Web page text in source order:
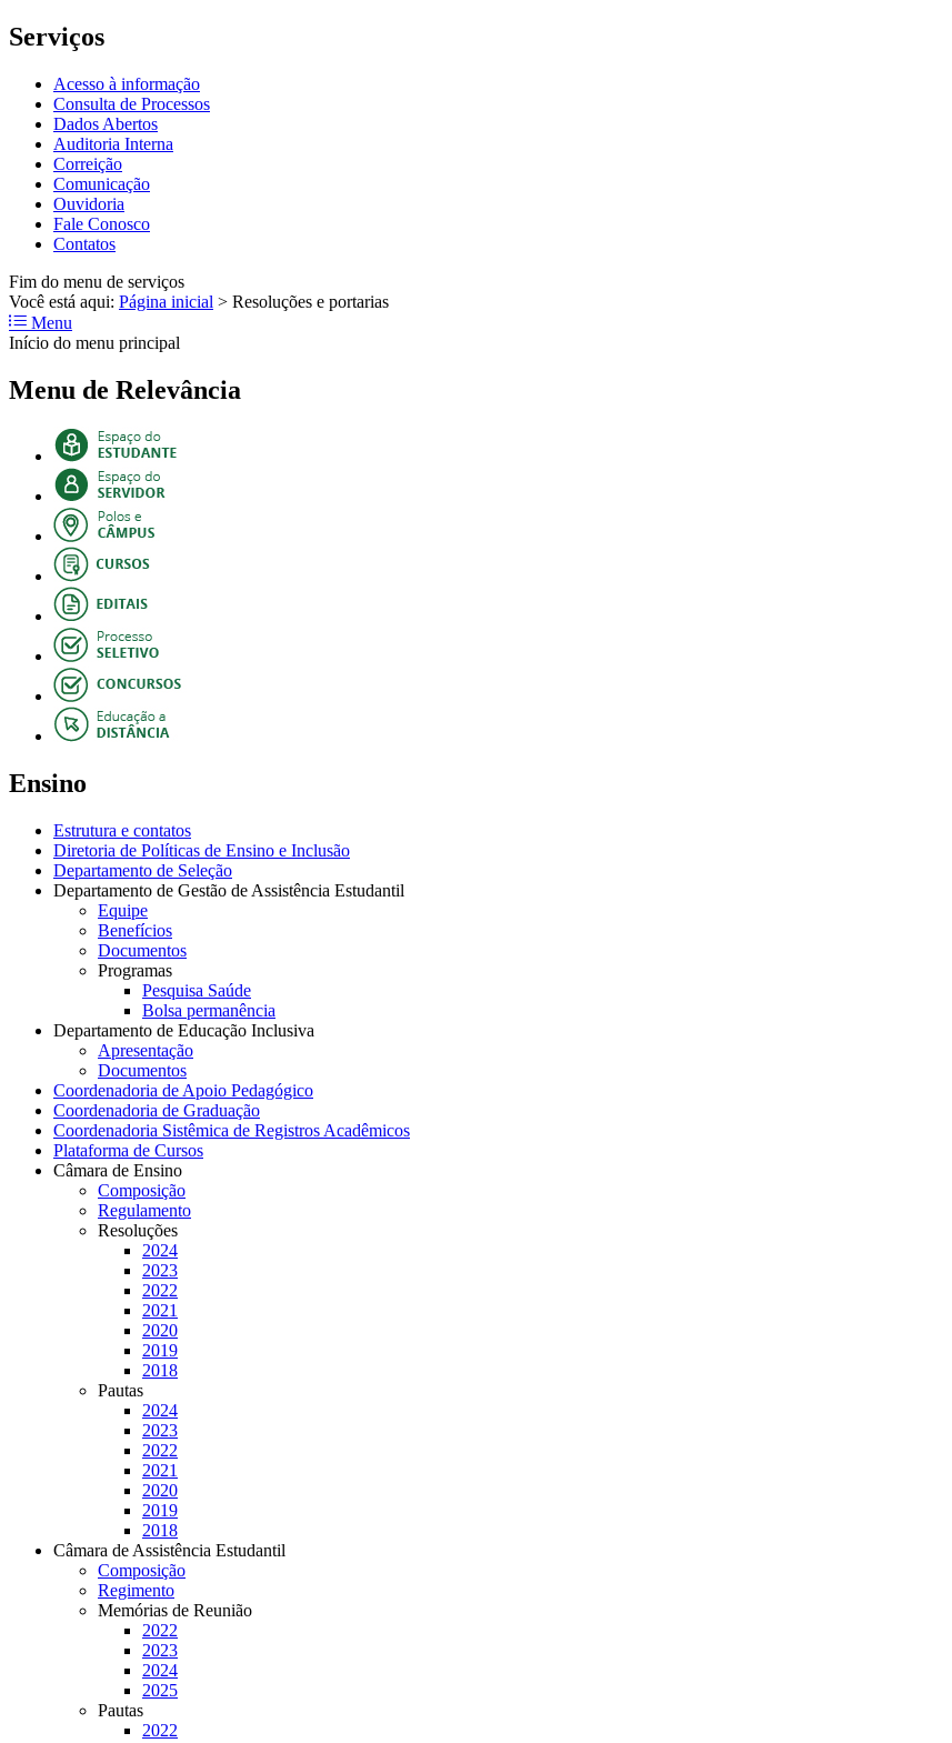
Serviços
Acesso à informação
Consulta de Processos
Dados Abertos
Auditoria Interna
Correição
Comunicação
Ouvidoria
Fale Conosco
Contatos
Fim do menu de serviços
Você está aqui: Página inicial > Resoluções e portarias
Menu
Início do menu principal
Menu de Relevância
Ensino
Estrutura e contatos
Diretoria de Políticas de Ensino e Inclusão
Departamento de Seleção
Departamento de Gestão de Assistência Estudantil
Equipe
Benefícios
Documentos
Programas
Pesquisa Saúde
Bolsa permanência
Departamento de Educação Inclusiva
Apresentação
Documentos
Coordenadoria de Apoio Pedagógico
Coordenadoria de Graduação
Coordenadoria Sistêmica de Registros Acadêmicos
Plataforma de Cursos
Câmara de Ensino
Composição
Regulamento
Resoluções
2024
2023
2022
2021
2020
2019
2018
Pautas
2024
2023
2022
2021
2020
2019
2018
Câmara de Assistência Estudantil
Composição
Regimento
Memórias de Reunião
2022
2023
2024
2025
Pautas
2022